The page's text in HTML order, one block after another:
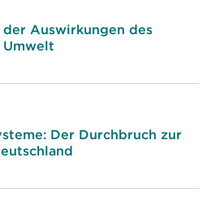
Auswirkungen des
Umwelt
Der Durchbruch zur